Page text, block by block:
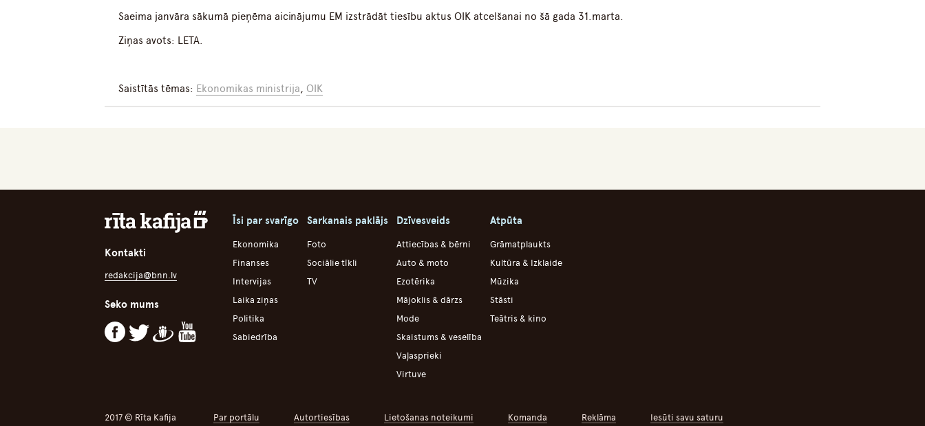
Saeima janvāra sākumā pieņēma aicinājumu EM izstrādāt tiesību aktus OIK atcelšanai no šā gada 31.marta.
Ziņas avots: LETA.
Saistītās tēmas: Ekonomikas ministrija, OIK
Kontakti
redakcija@bnn.lv
Seko mums
Īsi par svarīgo
Ekonomika
Finanses
Intervijas
Laika ziņas
Politika
Sabiedrība
Sarkanais paklājs
Foto
Sociālie tīkli
TV
Dzīvesveids
Attiecības & bērni
Auto & moto
Ezotērika
Mājoklis & dārzs
Mode
Skaistums & veselība
Vaļasprieki
Virtuve
Atpūta
Grāmatplaukts
Kultūra & Izklaide
Mūzika
Stāsti
Teātris & kino
2017 © Rīta Kafija Par portālu Autortiesības Lietošanas noteikumi Komanda Reklāma Iesūti savu saturu